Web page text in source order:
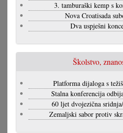
3. tamburaški kemp s
Nova Croatisada
Dva uspješni
Školstvo,
Platforma dijaloga s
Stalna konferencija
60 ljet dvojezična
Zemaljski sabor protiv